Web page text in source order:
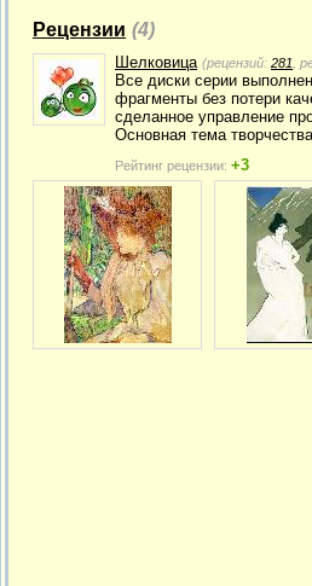
Рецензии (4)
Шелковица (рецензий: 281 ,
Все диски серии
фрагменты без потери
сделанное управление
Основная тема
Рейтинг рецензии: +3